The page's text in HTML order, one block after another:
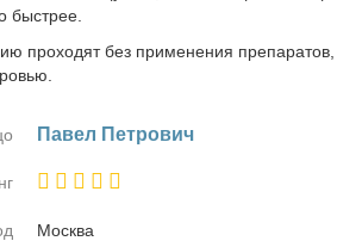
быстрее.
проходят без применения препаратов,
Па­вел Пет­ро­вич
Москва